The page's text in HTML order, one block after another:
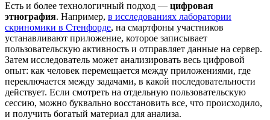
Есть и более технологичный подход — цифровая
этнография. Например, в исследованиях лаборатории
скриномики в Стенфорде, на смартфоны участников
устанавливают приложение, которое записывает
пользовательскую активность и отправляет данные на сервер.
Затем исследователь может анализировать весь цифровой
опыт: как человек перемещается между приложениями, где
переключается между задачами, в какой последовательности
действует. Если смотреть на отдельную пользовательскую
сессию, можно буквально восстановить все, что происходило,
и получить богатый материал для анализа.